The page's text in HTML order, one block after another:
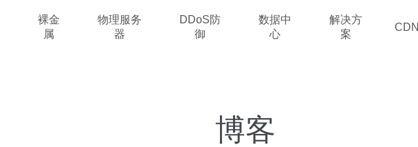
裸金
属
物理服务
器
DDoS防
御
数据中
心
解决方
案
CDN
博客